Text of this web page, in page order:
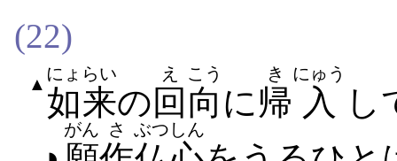
(22)
▲ 如来
にょらい
の回
え
向
こう
に帰
き
入
にゅう
し
がん さ ぶつ しん